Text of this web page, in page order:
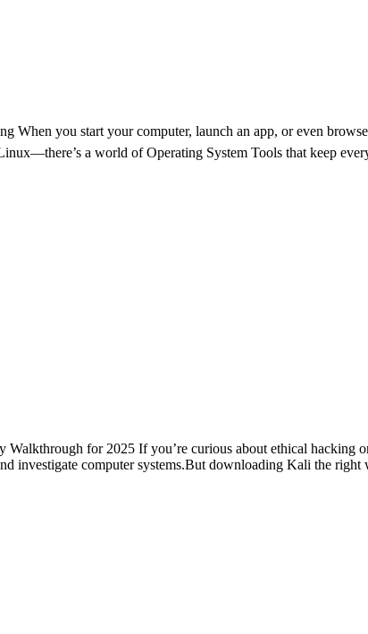
When you start your computer, launch an app, or even
a world of Operating System Tools that keep
for 2025 If you’re curious about ethical hacking
investigate computer systems.But downloading Kali the